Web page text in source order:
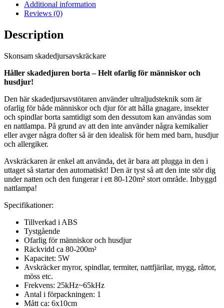
Additional information
Reviews (0)
Description
Skonsam skadedjursavskräckare
Håller skadedjuren borta – Helt ofarlig för människor och
husdjur!
Den här skadedjursavstötaren använder ultraljudsteknik som är
ofarlig för både människor och djur för att hålla gnagare, insekter
och spindlar borta samtidigt som den dessutom kan användas som
en nattlampa. På grund av att den inte använder några kemikalier
eller avger några dofter så är den idealisk för hem med barn, husdjur
och allergiker.
Avskräckaren är enkel att använda, det är bara att plugga in den i
uttaget så startar den automatiskt! Den är tyst så att den inte stör dig
under natten och den fungerar i ett 80-120m² stort område. Inbyggd
nattlampa!
Specifikationer:
Tillverkad i ABS
Tystgående
Ofarlig för människor och husdjur
Räckvidd ca 80-200m²
Kapacitet: 5W
Avskräcker myror, spindlar, termiter, nattfjärilar, mygg, råttor,
möss etc.
Frekvens: 25kHz~65kHz
Antal i förpackningen: 1
Mått ca: 6x10cm